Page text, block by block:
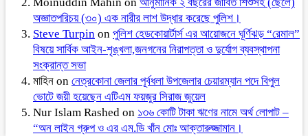
Moinuddin Mahin on আনুমানিক ২ বছরের জীবিত শিশুসহ (ছেলে)
অজ্ঞাতপরিচয় (৩০) এক নারীর লাশ উদ্ধার করেছে পুলিশ।
Steve Turpin on পুলিশ হেডকোয়ার্টার্স এর আয়োজনে ঘূর্ণিঝড় “রেমাল”
বিষয়ে সার্বিক আইন-শৃঙ্খলা,জনগনের নিরাপত্তা ও দুর্যোগ ব্যবস্থাপনা
সংক্রান্ত সভা
মাহিন on নেত্রকোনা জেলার পূর্বধলা উপজেলার চেয়ারম্যান পদে বিপুল
ভোটে জয়ী হয়েছেন এটিএম ফয়জুর সিরাজ জুয়েল
Nur Islam Rashed on ১৩৬ কোটি টাকা ঋণের নামে অর্থ লোপাট –
“অন লাইন গ্রুপ ও এর এম.ডি খাঁন মোঃ আক্তারুজ্জামান।